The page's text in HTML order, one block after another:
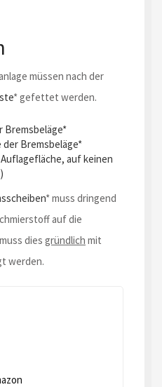
müssen nach der
* gefettet werden.
Bremsbeläge*
der Bremsbeläge*
auf keinen
* muss dringend
auf die
dies gründlich mit
werden.